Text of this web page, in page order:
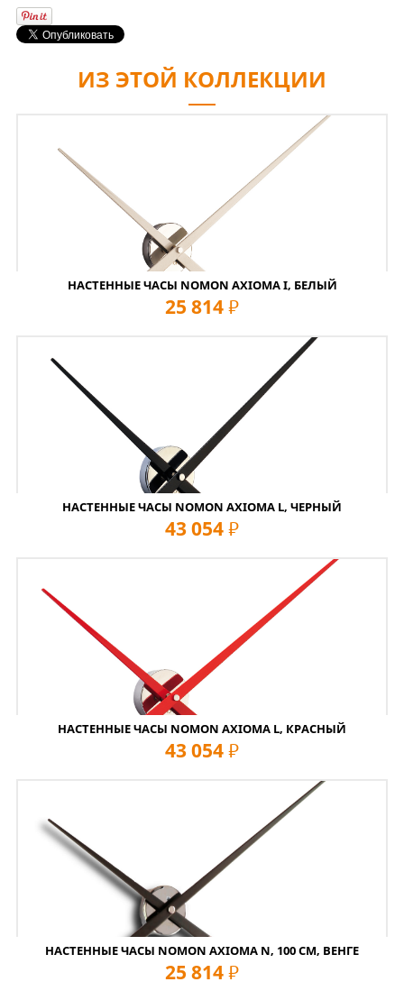
ИЗ ЭТОЙ КОЛЛЕКЦИИ
НАСТЕННЫЕ ЧАСЫ NOMON AXIOMA I, БЕЛЫЙ
25 814 руб
НАСТЕННЫЕ ЧАСЫ NOMON AXIOMA L, ЧЕРНЫЙ
43 054 руб
НАСТЕННЫЕ ЧАСЫ NOMON AXIOMA L, КРАСНЫЙ
43 054 руб
НАСТЕННЫЕ ЧАСЫ NOMON AXIOMA N, 100 СМ, ВЕНГЕ
25 814 руб